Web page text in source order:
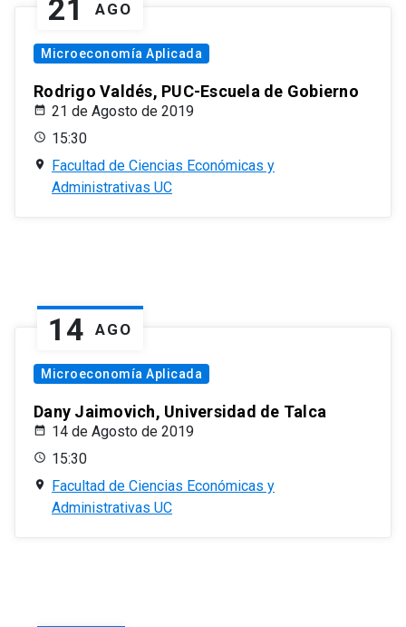
21 AGO
Microeconomía Aplicada
Rodrigo Valdés, PUC-Escuela de Gobierno
21 de Agosto de 2019
15:30
Facultad de Ciencias Económicas y
Administrativas UC
14 AGO
Microeconomía Aplicada
Dany Jaimovich, Universidad de Talca
14 de Agosto de 2019
15:30
Facultad de Ciencias Económicas y
Administrativas UC